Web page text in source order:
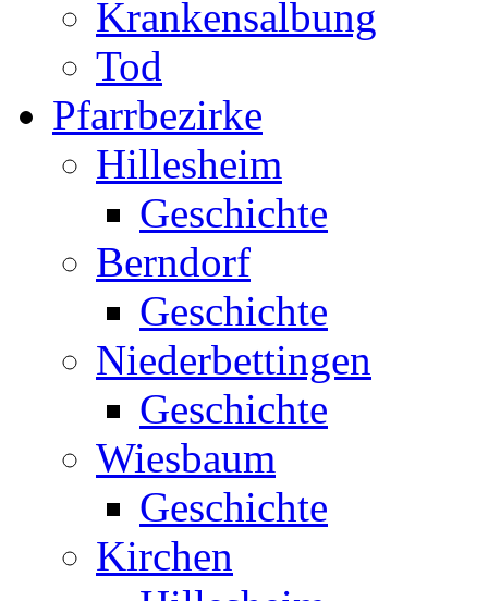
Krankensalbung
Tod
Pfarrbezirke
Hillesheim
Geschichte
Berndorf
Geschichte
Niederbettingen
Geschichte
Wiesbaum
Geschichte
Kirchen